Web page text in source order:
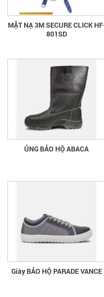
MẶT NẠ 3M SECURE CLICK
801SD
ỦNG BẢO HỘ ABACA
Giày BẢO HỘ PARADE VANCE